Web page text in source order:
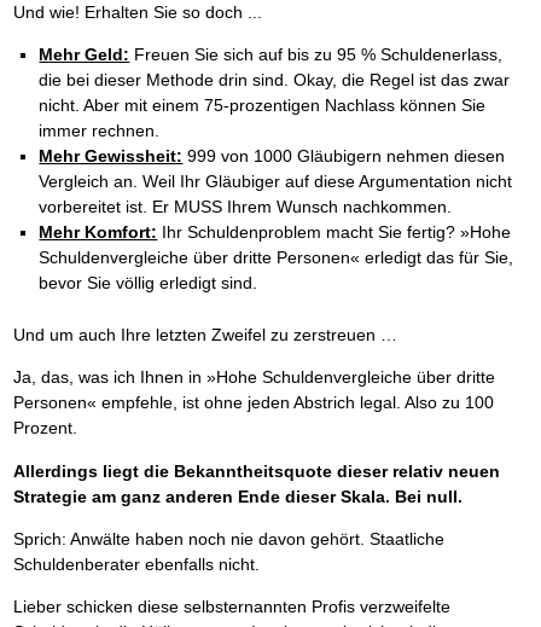
Und wie! Erhalten Sie so doch ...
Mehr Geld: Freuen Sie sich auf bis zu 95 % Schuldenerlass,
die bei dieser Methode drin sind. Okay, die Regel ist das zwar
nicht. Aber mit einem 75-prozentigen Nachlass können Sie
immer rechnen.
Mehr Gewissheit: 999 von 1000 Gläubigern nehmen diesen
Vergleich an. Weil Ihr Gläubiger auf diese Argumentation nicht
vorbereitet ist. Er MUSS Ihrem Wunsch nachkommen.
Mehr Komfort: Ihr Schuldenproblem macht Sie fertig? »Hohe
Schuldenvergleiche über dritte Personen« erledigt das für Sie,
bevor Sie völlig erledigt sind.
Und um auch Ihre letzten Zweifel zu zerstreuen …
Ja, das, was ich Ihnen in »Hohe Schuldenvergleiche über dritte
Personen« empfehle, ist ohne jeden Abstrich legal. Also zu 100
Prozent.
Allerdings liegt die Bekanntheitsquote dieser relativ neuen
Strategie am ganz anderen Ende dieser Skala. Bei null.
Sprich: Anwälte haben noch nie davon gehört. Staatliche
Schuldenberater ebenfalls nicht.
Lieber schicken diese selbsternannten Profis verzweifelte